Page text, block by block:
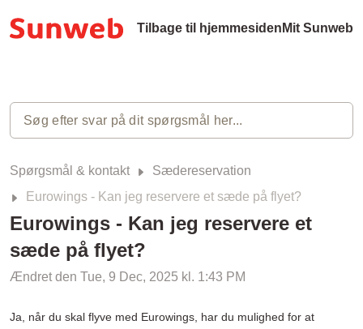
Tilbage til hjemmesiden Mit Sunweb
Spørgsmål & kontakt
Sædereservation
Eurowings - Kan jeg reservere et sæde på flyet?
Eurowings - Kan jeg reservere et
sæde på flyet?
Ændret den Tue, 9 Dec, 2025 kl. 1:43 PM
Ja, når du skal flyve med Eurowings, har du mulighed for at